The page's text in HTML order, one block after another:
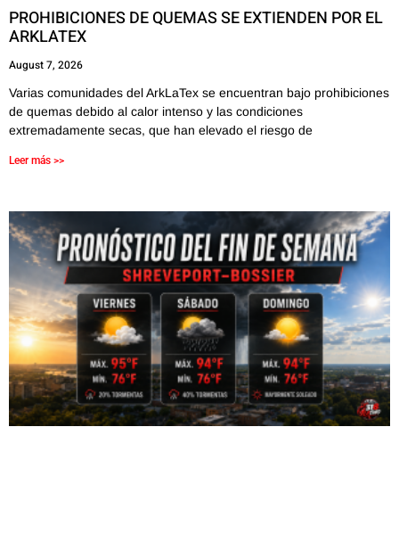
PROHIBICIONES DE QUEMAS SE EXTIENDEN POR EL
ARKLATEX
August 7, 2026
Varias comunidades del ArkLaTex se encuentran bajo prohibiciones
de quemas debido al calor intenso y las condiciones
extremadamente secas, que han elevado el riesgo de
Leer más >>